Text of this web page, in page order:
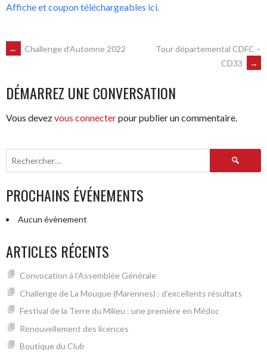
Affiche et coupon téléchargeables ici.
NAVIGATION
DES
ARTICLES
← Challenge d’Automne 2022
Tour départemental CDFC –
CD33
→
DÉMARREZ UNE CONVERSATION
Vous devezvous connecterpour publier un commentaire.
Rechercher :
PROCHAINS ÉVÉNEMENTS
Aucun évènement
ARTICLES RÉCENTS
Convocation à l’Assemblée Générale
Challenge de La Mouque (Marennes) : d’excellents résultats
Festival de la Terre du Milieu : une première en Médoc
Renouvellement des licences
Boutique du Club